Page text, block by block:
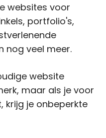
websites voor
portfolio's,
nog veel meer.
website
maar als je voor
krijg je onbeperkte